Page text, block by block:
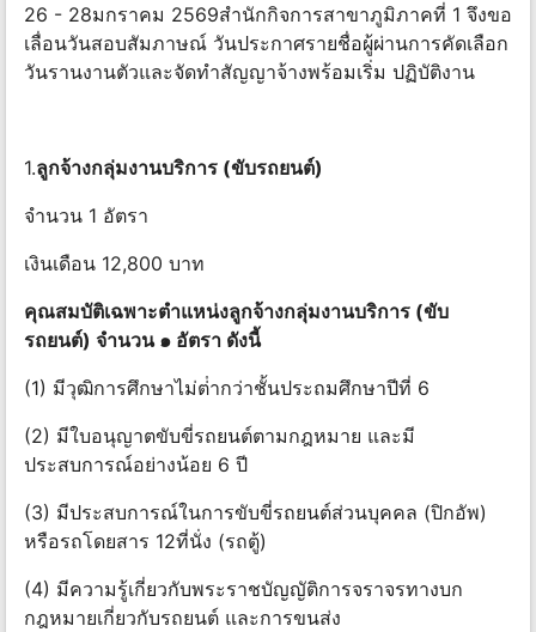
26 - 28มกราคม 2569สํานักกิจการสาขาภูมิภาคที่ 1 จึงขอ
เลื่อนวันสอบสัมภาษณ์ วันประกาศรายชื่อผู้ผ่านการคัดเลือก
วันรานงานตัวและจัดทําสัญญาจ้างพร้อมเริ่ม ปฏิบัติงาน
1.ลูกจ้างกลุ่มงานบริการ (ขับรถยนต์)
จํานวน 1 อัตรา
เงินเดือน 12,800 บาท
คุณสมบัติเฉพาะตําแหน่งลูกจ้างกลุ่มงานบริการ (ขับ
รถยนต์) จํานวน ๑ อัตรา ดังนี้
(1) มีวุฒิการศึกษาไม่ต่ํากว่าชั้นประถมศึกษาปีที่ 6
(2) มีใบอนุญาตขับขี่รถยนต์ตามกฎหมาย และมี
ประสบการณ์อย่างน้อย 6 ปี
(3) มีประสบการณ์ในการขับขี่รถยนต์ส่วนบุคคล (ปิกอัพ)
หรือรถโดยสาร 12ที่นั่ง (รถตู้)
(4) มีความรู้เกี่ยวกับพระราชบัญญัติการจราจรทางบก
กฎหมายเกี่ยวกับรถยนต์ และการขนส่ง